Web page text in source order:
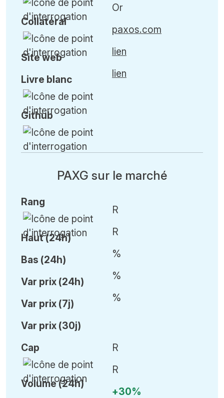
Collatéral
Site web
Livre blanc
Github
Or
paxos.com
lien
lien
PAXG sur le marché
Rang
Haut (24h)
Bas (24h)
Var prix (24h)
Var prix (7j)
Var prix (30j)
R
R
%
%
%
Cap
Volume (24h)
R
R
+30%